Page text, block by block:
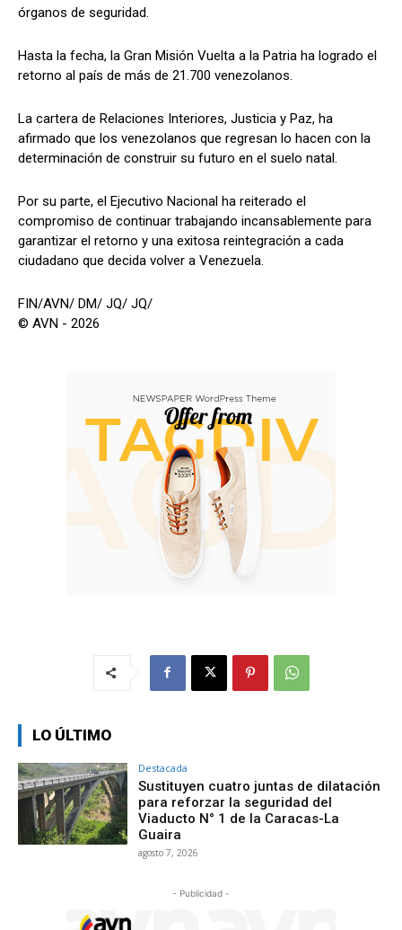
órganos de seguridad.
Hasta la fecha, la Gran Misión Vuelta a la Patria ha logrado el
retorno al país de más de 21.700 venezolanos.
La cartera de Relaciones Interiores, Justicia y Paz, ha
afirmado que los venezolanos que regresan lo hacen con la
determinación de construir su futuro en el suelo natal.
Por su parte, el Ejecutivo Nacional ha reiterado el
compromiso de continuar trabajando incansablemente para
garantizar el retorno y una exitosa reintegración a cada
ciudadano que decida volver a Venezuela.
FIN/AVN/ DM/ JQ/ JQ/
© AVN - 2026
LO ÚLTIMO
Destacada
Sustituyen cuatro juntas de dilatación
para reforzar la seguridad del
Viaducto N° 1 de la Caracas-La
Guaira
agosto 7, 2026
- Publicidad -